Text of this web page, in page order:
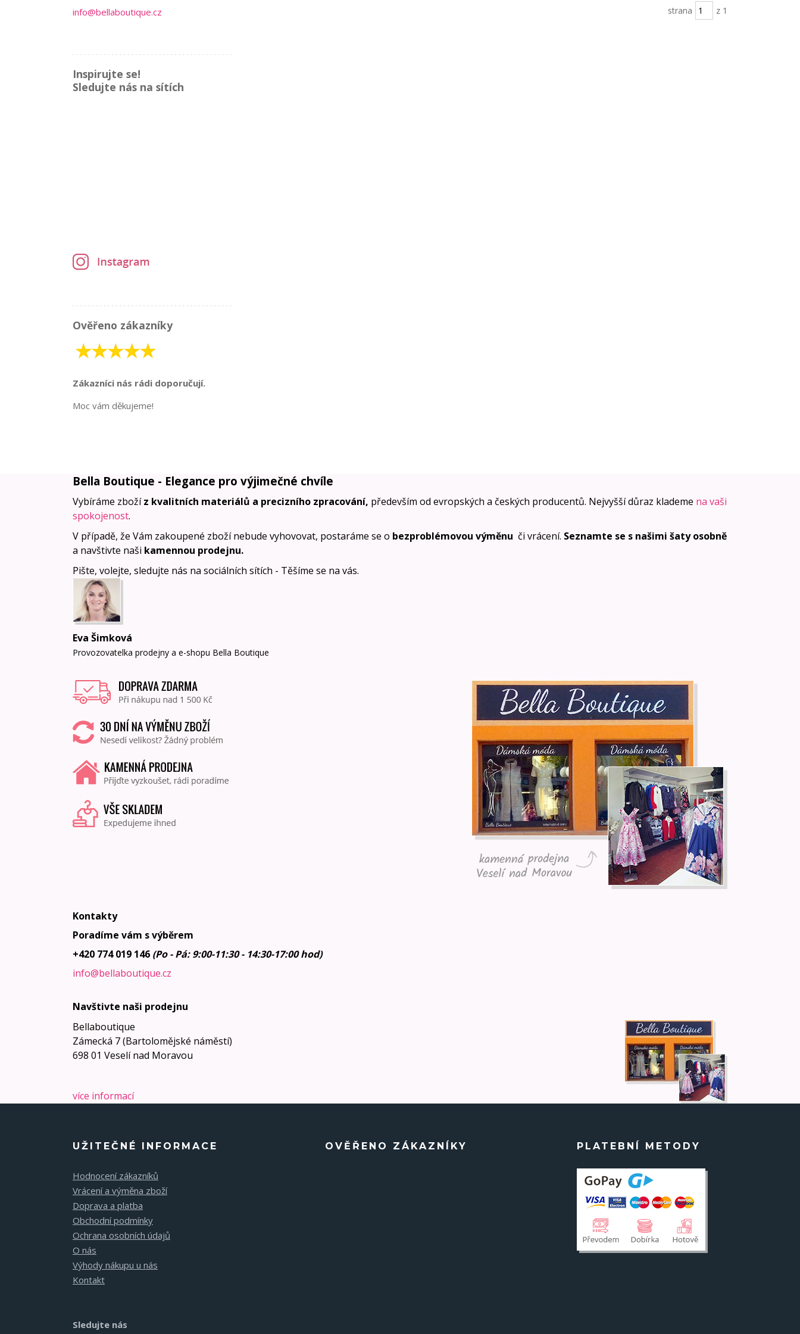
info@bellaboutique.cz
Inspirujte se!
Sledujte nás na sítích
Ověřeno zákazníky
Zákazníci nás rádi doporučují.
Moc vám děkujeme!
strana z 1
Bella Boutique - Elegance pro výjimečné chvíle
Vybíráme zbožíz kvalitních materiálů a precizního zpracování, především od evropských a českých producentů. Nejvyšší důraz klademe na vaši
spokojenost.
V případě, že Vám zakoupené zboží nebude vyhovovat, postaráme se o bezproblémovou výměnu či vrácení. Seznamte se s našimi šaty osobně
a navštivte naši kamennou prodejnu.
Pište, volejte, sledujte nás na sociálních sítích - Těšíme se na vás.
Eva Šimková
Provozovatelka prodejny a e-shopu Bella Boutique
Kontakty
Poradíme vám s výběrem
+420 774 019 146 (Po - Pá: 9:00-11:30 - 14:30-17:00 hod)
info@bellaboutique.cz
Navštivte naši prodejnu
Bellaboutique
Zámecká 7 (Bartolomějské náměstí)
698 01 Veselí nad Moravou
více informací
UŽITEČNÉ INFORMACE
Hodnocení zákazníků
Vrácení a výměna zboží
Doprava a platba
Obchodní podmínky
Ochrana osobních údajů
O nás
Výhody nákupu u nás
Kontakt
Sledujte nás
OVĚŘENO ZÁKAZNÍKY PLATEBNÍ METODY